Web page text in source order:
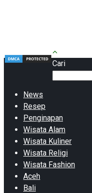
Cari
News
Resep
Penginapan
Wisata Alam
Wisata Kuliner
Wisata Religi
Wisata Fashion
Aceh
Bali